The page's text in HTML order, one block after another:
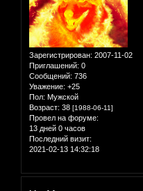
Зарегистрирован: 2007-11-02
Приглашений: 0
Сообщений: 736
Уважение: +25
Пол: Мужской
Возраст: 38 [1988-06-11]
Провел на форуме:
13 дней 0 часов
Последний визит:
2021-02-13 14:32:18